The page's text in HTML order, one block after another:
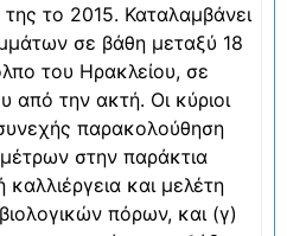
της το 2015. Καταλαμβάνει
σε βάθη μεταξύ 18
του Ηρακλείου, σε
από την ακτή. Οι κύριοι
παρακολούθηση
στην παράκτια
και μελέτη
πόρων, και (γ)